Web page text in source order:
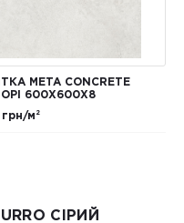
META CONCRETE
600Х600Х8
м²
СІРИЙ